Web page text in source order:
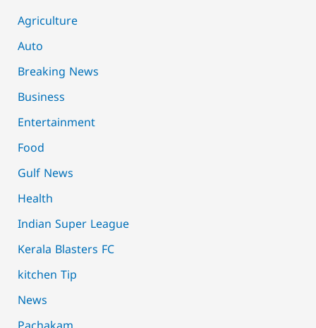
Agriculture
Auto
Breaking News
Business
Entertainment
Food
Gulf News
Health
Indian Super League
Kerala Blasters FC
kitchen Tip
News